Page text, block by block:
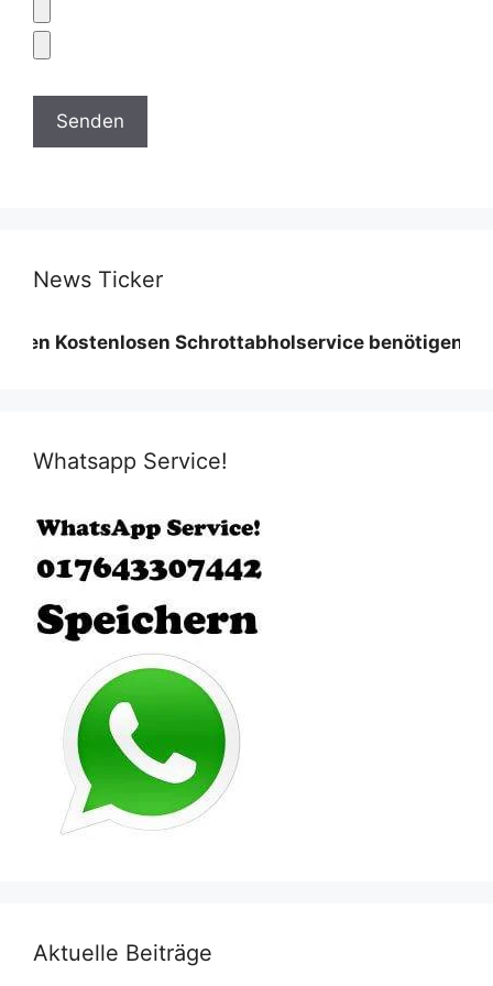
News Ticker
Schrottabholservice benötigen wir eine
Whatsapp Service!
Aktuelle Beiträge